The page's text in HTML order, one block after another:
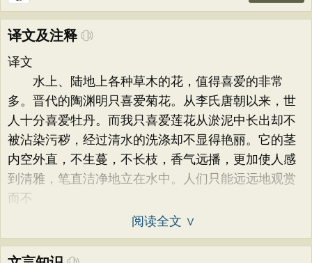
译文及注释
译文
水上、陆地上各种草木的花，值得喜爱的非常
多。晋代的陶渊明只喜爱菊花。从李氏唐朝以来，世
人十分喜爱牡丹。而我只喜爱莲花从淤泥中长出却不
被沾染污秽，经过清水的洗涤却不显得艳丽。它的茎
内空外直，不生蔓，不长枝，香气远播，更加使人感
到清雅，笔直洁净地立在水中。人们只能远远地观赏
而不
阅读全文 ∨